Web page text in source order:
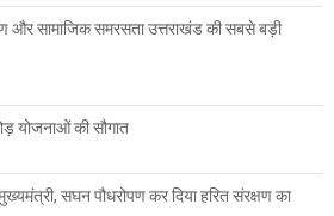
और सामाजिक समरसता उत्तराखंड की सबसे बड़ी
योजनाओं की सौगात
सघन पौधरोपण कर दिया हरित संरक्षण का